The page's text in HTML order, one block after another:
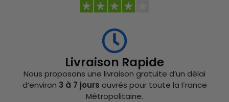
Livraison Rapide
Nous proposons une livraison gratuite d’un délai
d’environ 3 à 7 jours ouvrés pour toute la France
Métropolitaine.